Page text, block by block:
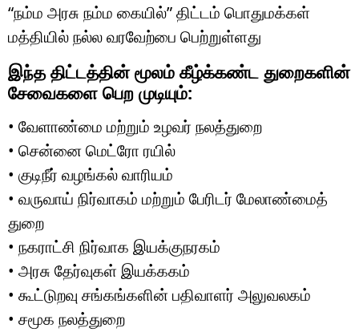
“நம்ம அரசு நம்ம கையில்” திட்டம் பொதுமக்கள்
மத்தியில் நல்ல வரவேற்பை பெற்றுள்ளது
இந்த திட்டத்தின் மூலம் கீழ்க்கண்ட துறைகளின்
சேவைகளை பெற முடியும்:
• வேளாண்மை மற்றும் உழவர் நலத்துறை
• சென்னை மெட்ரோ ரயில்
• குடிநீர் வழங்கல் வாரியம்
• வருவாய் நிர்வாகம் மற்றும் பேரிடர் மேலாண்மைத்
துறை
• நகராட்சி நிர்வாக இயக்குநரகம்
• அரசு தேர்வுகள் இயக்ககம்
• கூட்டுறவு சங்கங்களின் பதிவாளர் அலுவலகம்
• சமூக நலத்துறை